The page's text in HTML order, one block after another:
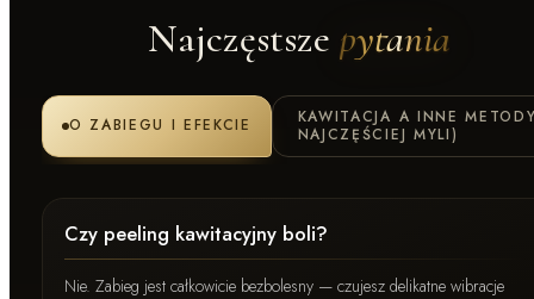
Najczęstsze pytania
O ZABIEGU I EFEKCIE
KAWITACJA A INNE
NAJCZĘŚCIEJ MYLI)
Czy peeling kawitacyjny boli?
Nie. Zabieg jest całkowicie bezbolesny — czujesz delikatne wibracje